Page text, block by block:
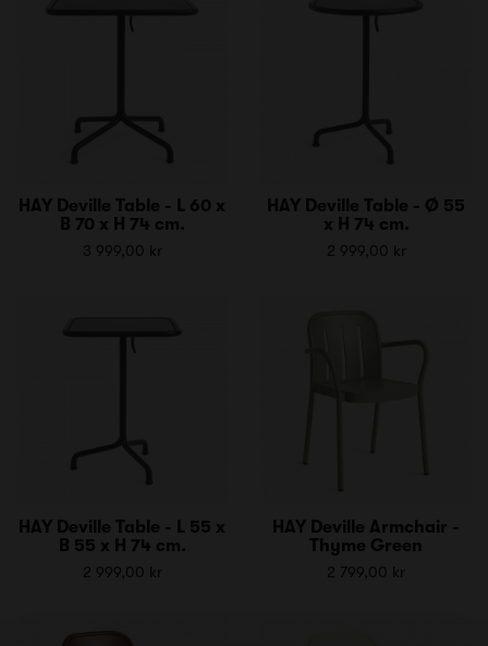
HAY Deville Table - L 60 x
B 70 x H 74 cm.
3 999,00 kr
HAY Deville Table - Ø 55
x H 74 cm.
2 999,00 kr
HAY Deville Table - L 55 x
B 55 x H 74 cm.
2 999,00 kr
HAY Deville Armchair -
Thyme Green
2 799,00 kr